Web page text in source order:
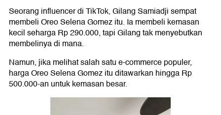
Seorang influencer di TikTok, Gilang Samiadji sempat
membeli Oreo Selena Gomez itu. Ia membeli kemasan
kecil seharga Rp 290.000, tapi Gilang tak menyebutkan
membelinya di mana.
Namun, jika melihat salah satu e-commerce populer,
harga Oreo Selena Gomez itu ditawarkan hingga Rp
500.000-an untuk kemasan besar.